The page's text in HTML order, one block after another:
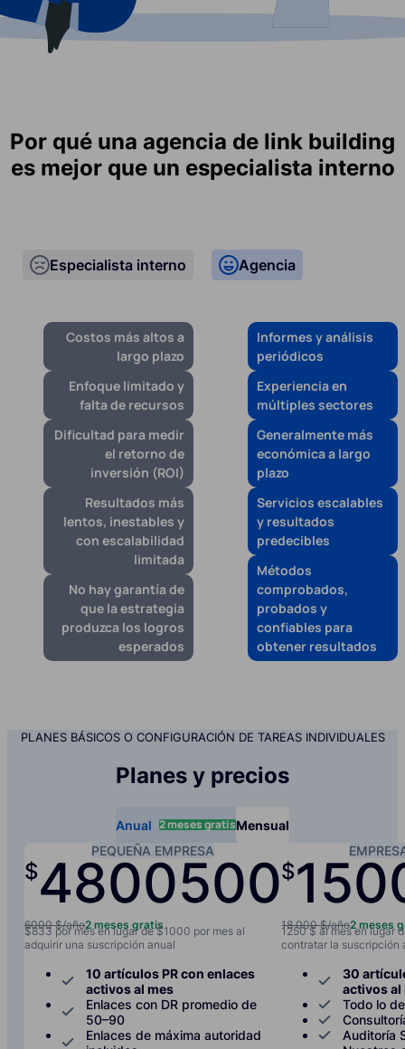
Por qué una agencia de link building
es mejor que un especialista interno
Especialista interno
Costos más altos a
largo plazo
Enfoque limitado y
falta de recursos
Dificultad para medir
el retorno de
inversión (ROI)
Resultados más
lentos, inestables y
con escalabilidad
limitada
No hay garantía de
que la estrategia
produzca los logros
esperados
Agencia
Informes y análisis
periódicos
Experiencia en
múltiples sectores
Generalmente más
económica a largo
plazo
Servicios escalables
y resultados
predecibles
Métodos
comprobados,
probados y
confiables para
obtener resultados
PLANES BÁSICOS O CONFIGURACIÓN DE TAREAS INDIVIDUALES
Planes y precios
Anual 2 meses gratisMensual
PEQUEÑA EMPRESA
$4800500 /año/mes
6000 $/año2 meses gratis
$833 por mes en lugar de $1000 por mes al
adquirir una suscripción anual
10 artículos PR con enlaces
activos al mes
Enlaces con DR promedio de
50–90
Enlaces de máxima autoridad
$
18 000 $/año2 meses
1250 $ al mes en lugar
contratar la suscripción
30
activos al
Todo lo
Auditoría